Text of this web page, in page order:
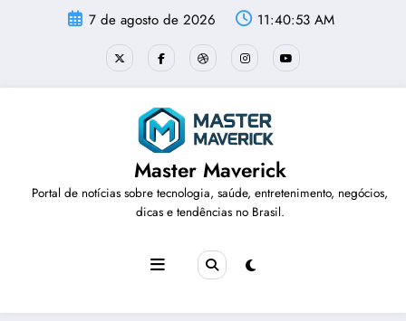
7 de agosto de 2026 11:40:54 AM
Master Maverick
Portal de notícias sobre tecnologia, saúde, entretenimento, negócios,
dicas e tendências no Brasil.